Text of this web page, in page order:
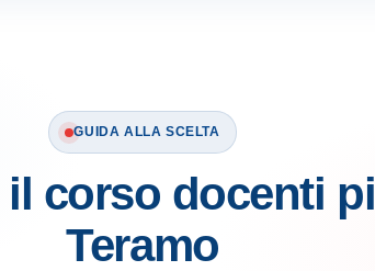
GUIDA ALLA SCELTA
corso docenti
Teramo